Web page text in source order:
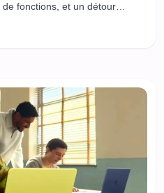
fonctions, et un détour
Pour les caméras, c’est le